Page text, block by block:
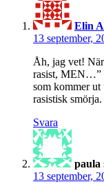
Elin
13 september,
Åh, jag vet!
rasist, MEN…”
som kommer
rasistisk smörja.
Svara
paula
13 september,